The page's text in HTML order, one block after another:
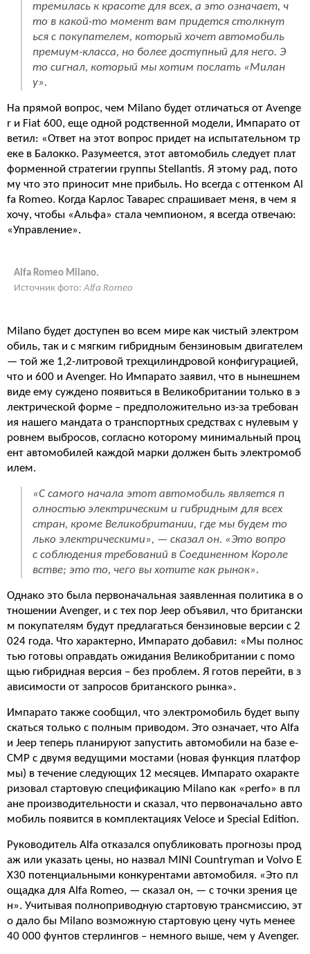
тремилась к красоте для всех, а это означает, ч
то в какой-то момент вам придется столкнут
ься с покупателем, который хочет автомобиль
премиум-класса, но более доступный для него. Э
то сигнал, который мы хотим послать «Милан
у».
На прямой вопрос, чем Milano будет отличаться от Avenge
r и Fiat 600, еще одной родственной модели, Импарато от
ветил: «Ответ на этот вопрос придет на испытательном тр
еке в Балокко. Разумеется, этот автомобиль следует плат
форменной стратегии группы Stellantis. Я этому рад, пото
му что это приносит мне прибыль. Но всегда с оттенком Al
fa Romeo. Когда Карлос Таварес спрашивает меня, в чем я
хочу, чтобы «Альфа» стала чемпионом, я всегда отвечаю:
«Управление».
Alfa Romeo Milano.
Источник фото: Alfa Romeo
Milano будет доступен во всем мире как чистый электром
обиль, так и с мягким гибридным бензиновым двигателем
— той же 1,2-литровой трехцилиндровой конфигурацией,
что и 600 и Avenger. Но Импарато заявил, что в нынешнем
виде ему суждено появиться в Великобритании только в э
лектрической форме – предположительно из-за требован
ия нашего мандата о транспортных средствах с нулевым у
ровнем выбросов, согласно которому минимальный проц
ент автомобилей каждой марки должен быть электромоб
илем.
«С самого начала этот автомобиль является п
олностью электрическим и гибридным для всех
стран, кроме Великобритании, где мы будем то
лько электрическими», — сказал он. «Это вопро
с соблюдения требований в Соединенном Короле
встве; это то, чего вы хотите как рынок».
Однако это была первоначальная заявленная политика в о
тношении Avenger, и с тех пор Jeep объявил, что британски
м покупателям будут предлагаться бензиновые версии с 2
024 года. Что характерно, Импарато добавил: «Мы полнос
тью готовы оправдать ожидания Великобритании с помо
щью гибридная версия – без проблем. Я готов перейти, в з
ависимости от запросов британского рынка».
Импарато также сообщил, что электромобиль будет выпу
скаться только с полным приводом. Это означает, что Alfa
и Jeep теперь планируют запустить автомобили на базе e-
CMP с двумя ведущими мостами (новая функция платфор
мы) в течение следующих 12 месяцев. Импарато охаракте
ризовал стартовую спецификацию Milano как «perfo» в пл
ане производительности и сказал, что первоначально авто
мобиль появится в комплектациях Veloce и Special Edition.
Руководитель Alfa отказался опубликовать прогнозы прод
аж или указать цены, но назвал MINI Countryman и Volvo E
X30 потенциальными конкурентами автомобиля. «Это пл
ощадка для Alfa Romeo, — сказал он, — с точки зрения це
н». Учитывая полноприводную стартовую трансмиссию, эт
о дало бы Milano возможную стартовую цену чуть менее
40 000 фунтов стерлингов – немного выше, чем у Avenger.